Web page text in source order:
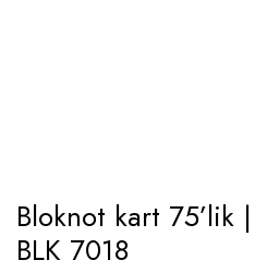
Bloknot kart 75’lik
BLK 7018